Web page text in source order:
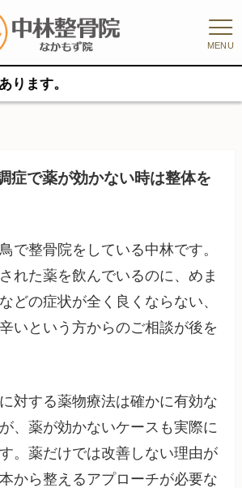
MENU
症で薬が効かない時は整体を
で整骨院をしている中林です。
れた薬を飲んでいるのに、めま
どの症状が全く良くならない、
いという方からのご相談が後を
に対する薬物療法は確かに有効な
、薬が効かないケースも実際に
。薬だけでは改善しない理由が
から整えるアプローチが必要な